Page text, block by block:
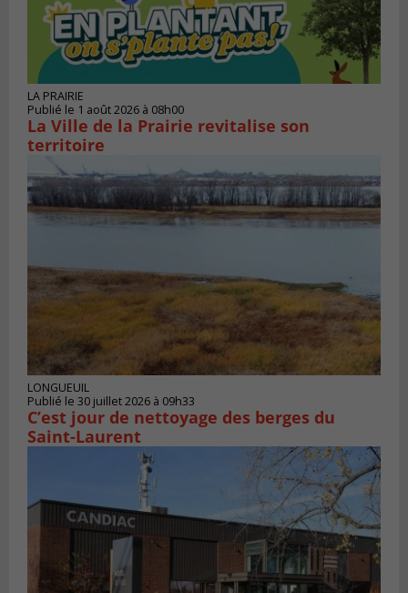
LA PRAIRIE
Publié le 1 août 2026 à 08h00
La Ville de la Prairie revitalise son
territoire
LONGUEUIL
Publié le 30 juillet 2026 à 09h33
C’est jour de nettoyage des berges du
Saint-Laurent